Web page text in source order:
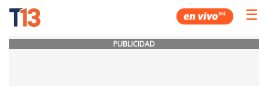
☰
PUBLICIDAD